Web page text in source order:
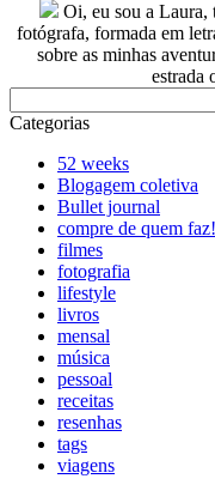
Oi, eu sou a Laura,
fotógrafa, formada em
sobre as minhas
estrada
por:
Categorias
52 weeks
Blogagem coletiva
Bullet journal
compre de quem faz!
filmes
fotografia
lifestyle
livros
mensal
música
pessoal
receitas
resenhas
tags
viagens